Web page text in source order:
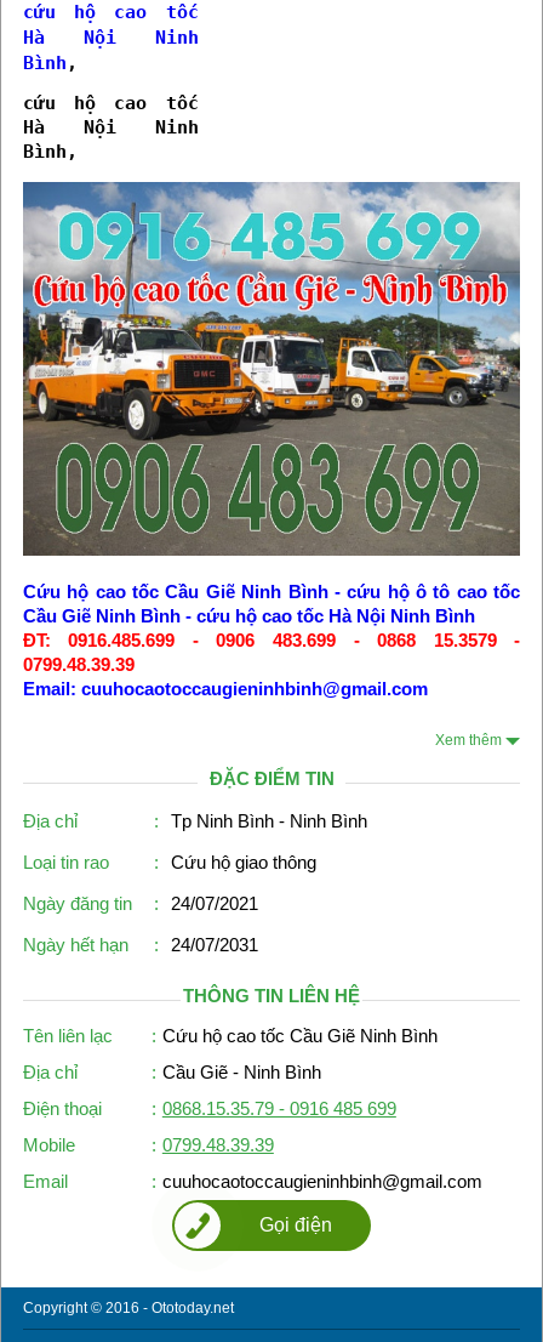
cứu hộ cao tốc
Hà Nội Ninh
Bình ,
cứu hộ cao tốc
Hà Nội Ninh
Bình,
Cứu hộ cao tốc Cầu Giẽ Ninh Bình-cứu hộ ô tô cao tốc
Cầu Giẽ Ninh Bình- cứu hộ cao tốc Hà Nội Ninh Bình
ĐT: 0916.485.699 - 0906 483.699 - 0868 15.3579 -
0799.48.39.39
Email: cuuhocaotoccaugieninhbinh@gmail.com
Xem thêm
ĐẶC ĐIỂM TIN
Địa chỉ :
Tp Ninh Bình - Ninh Bình
Loại tin rao
:
Cứu hộ giao thông
Ngày đăng tin
:
24/07/2021
Ngày hết hạn
: 24/07/2031
THÔNG TIN LIÊN HỆ
Tên liên lạc
: Cứu hộ cao tốc Cầu Giẽ Ninh Bình
Địa chỉ
: Cầu Giẽ - Ninh Bình
Điện thoại
: 0868.15.35.79 - 0916 485 699
Mobile
: 0799.48.39.39
Email
: cuuhocaotoccaugieninhbinh@gmail.com
Gọi điện
Copyright © 2016 - Ototoday.net